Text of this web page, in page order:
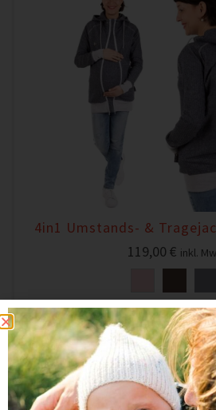
4in1 Umstands- &
119,00 € inkl.
ZUM